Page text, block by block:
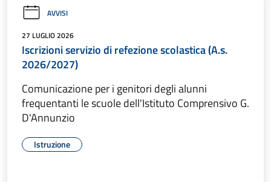
AVVISI
27 LUGLIO 2026
Iscrizioni servizio di refezione scolastica (A.s.
2026/2027)
Comunicazione per i genitori degli alunni
frequentanti le scuole dell'Istituto Comprensivo G.
D'Annunzio
Istruzione